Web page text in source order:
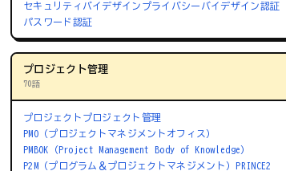
セキュリティバイデザイン プライバシーバイデザイン認証
パスワード認証
プロジェクト管理
70語
プロジェクト プロジェクト管理
PMO（プロジェクトマネジメントオフィス）
PMBOK（Project Management Body of Knowledge）
P2M（プログラム＆プロジェクトマネジメント）PRINCE2